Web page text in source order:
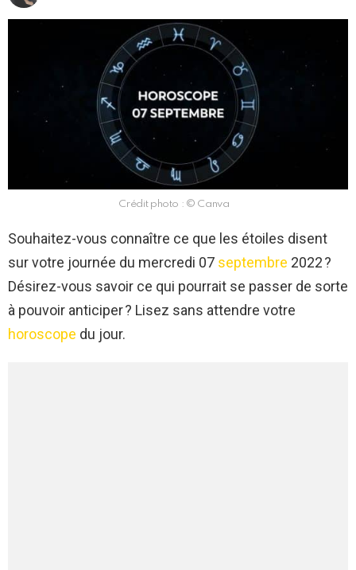
Crédit photo : © Canva
Souhaitez-vous connaître ce que les étoiles disent
sur votre journée du mercredi 07 septembre 2022 ?
Désirez-vous savoir ce qui pourrait se passer de sorte
à pouvoir anticiper ? Lisez sans attendre votre
horoscope du jour.